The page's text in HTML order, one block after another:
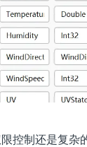
控制还是复